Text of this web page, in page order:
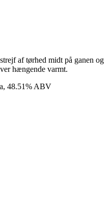
af tørhed midt på ganen og
hængende varmt.
48.51% ABV